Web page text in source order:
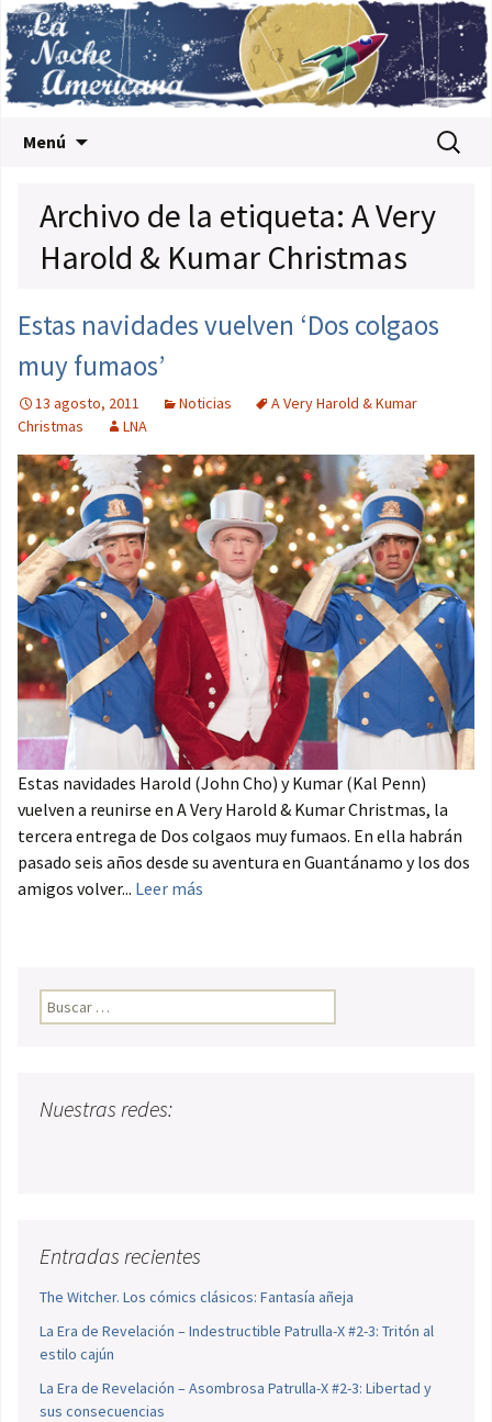
Menú Buscar:
Archivo de la etiqueta: A Very
Harold & Kumar Christmas
Estas navidades vuelven ‘Dos colgaos
muy fumaos’
13 agosto, 2011 Noticias
A Very Harold & Kumar
Christmas
LNA
Estas navidades Harold (John Cho) y Kumar (Kal Penn)
vuelven a reunirse en A Very Harold & Kumar Christmas, la
tercera entrega de Dos colgaos muy fumaos. En ella habrán
pasado seis años desde su aventura en Guantánamo y los dos
amigos volver... Leer más
Buscar:
Nuestras redes:
Entradas recientes
The Witcher. Los cómics clásicos: Fantasía añeja
La Era de Revelación – Indestructible Patrulla-X #2-3: Tritón al
estilo cajún
La Era de Revelación – Asombrosa Patrulla-X #2-3: Libertad y
sus consecuencias